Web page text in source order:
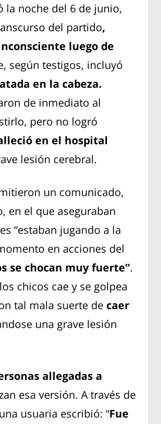
la noche del 6 de junio,
del partido,
luego de
según testigos, incluyó
en la cabeza.
de inmediato al
pero no logró
en el hospital
lesión cerebral.
un comunicado,
en el que aseguraban
“estaban jugando a la
en acciones del
se chocan muy fuerte”.
chicos cae y se golpea
tal mala suerte decaer
una grave lesión
allegadas a
esa versión. A través de
usuaria escribió: “Fue